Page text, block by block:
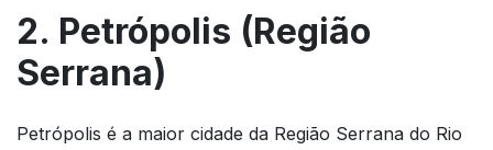
2. Petrópolis (Região
Serrana)
Petrópolis é a maior cidade da Região Serrana do Rio